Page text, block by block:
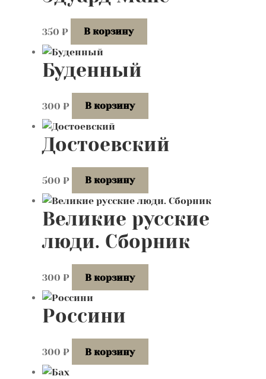
350 ₽ В корзину
Буденный
300 ₽ В корзину
Достоевский
500 ₽ В корзину
Великие русские
люди. Сборник
300 ₽ В корзину
Россини
300 ₽ В корзину